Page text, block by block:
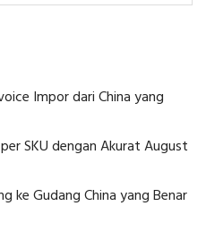
Impor dari China yang
SKU dengan AkuratAugust
ke Gudang China yang Benar